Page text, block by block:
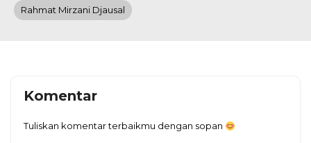
Rahmat Mirzani Djausal
Komentar
Tuliskan komentar terbaikmu dengan sopan